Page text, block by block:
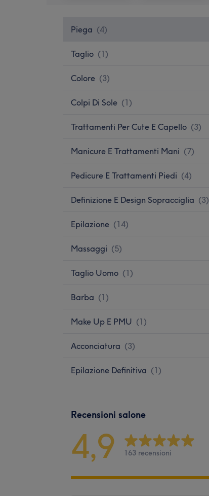
Piega (4)
Taglio (1)
Colore (3)
Colpi Di Sole (1)
Trattamenti Per Cute E Capello (3)
Manicure E Trattamenti Mani (7)
Pedicure E Trattamenti Piedi (4)
Definizione E Design Sopracciglia (3)
Epilazione (14)
Massaggi (5)
Taglio Uomo (1)
Barba (1)
Make Up E PMU (1)
Acconciatura (3)
Epilazione Definitiva (1)
Recensioni salone
4,9 163 recensioni